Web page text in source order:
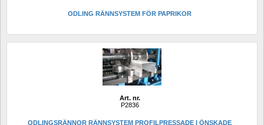
ODLING RÄNNSYSTEM FÖR PAPRIKOR
Art. nr.
P2836
ODLINGSRÄNNOR RÄNNSYSTEM PROFILPRESSADE I ÖNSKADE